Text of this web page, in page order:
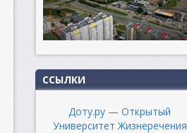
ССЫЛКИ
Доту.ру — Открытый
Университет Жизнеречения